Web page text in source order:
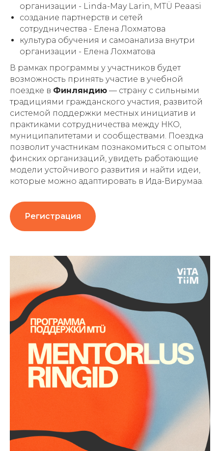
организации - Linda-May Larin, MTÜ Peaasi
создание партнерств и сетей
сотрудничества - Елена Лохматова
культура обучения и самоанализа внутри
организации - Елена Лохматова
В рамках программы у участников будет
возможность принять участие в учебной
поездке в Финляндию — страну с сильными
традициями гражданского участия, развитой
системой поддержки местных инициатив и
практиками сотрудничества между НКО,
муниципалитетами и сообществами. Поездка
позволит участникам познакомиться с опытом
финских организаций, увидеть работающие
модели устойчивого развития и найти идеи,
которые можно адаптировать в Ида-Вирумаа.
Регистрация